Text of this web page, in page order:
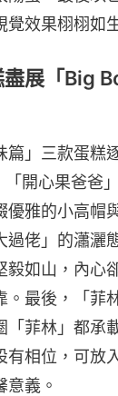
覺效果栩栩如
展「Big
篇」三款蛋糕
開心果爸爸
雅的小高帽
過佬」的瀟灑
毅如山，內心
。最後，「菲
「菲林」都承
有相位，可放
意義。